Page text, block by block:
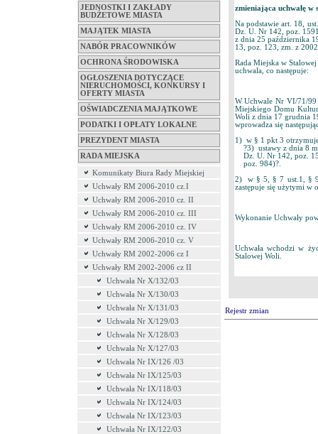
JEDNOSTKI I ZAKŁADY
BUDŻETOWE MIASTA
MAJĄTEK MIASTA
NABÓR PRACOWNIKÓW
OCHRONA ŚRODOWISKA
OGŁOSZENIA DOTYCZĄCE
NIERUCHOMOŚCI, KONKURSY I
OFERTY MIASTA
OŚWIADCZENIA MAJĄTKOWE
PODATKI I OPŁATY LOKALNE
PREZYDENT MIASTA
RADA MIEJSKA
Komunikaty Biura Rady Miejskiej
Uchwały RM 2006-2010 cz.I
Uchwały RM 2006-2010 cz. II
Uchwały RM 2006-2010 cz. III
Uchwały RM 2006-2010 cz. IV
Uchwały RM 2006-2010 cz. V
Uchwały RM 2002-2006 cz I
Uchwały RM 2002-2006 cz II
Uchwała Nr X/132/03
Uchwała Nr X/130/03
Uchwała Nr X/131/03
Uchwała Nr X/129/03
Uchwała Nr X/128/03
Uchwała Nr X/127/03
Uchwała Nr IX/126 /03
Uchwała Nr IX/125/03
Uchwała Nr IX/118/03
Uchwała Nr IX/124/03
Uchwała Nr IX/123/03
Uchwała Nr IX/122/03
zmieniająca uchwałę
Na podstawie art. 18,
Dz. U. Nr 142, poz.
z dnia 25 października
13, poz. 123, zm. z
Rada Miejska w
uchwala, co następuje:
W Uchwale Nr VI/71/99
Miejskiego Domu
Woli z dnia 17 grudnia
wprowadza się
1) w § 1 pkt 3
?3) ustawy z dnia 8
Dz. U. Nr 142, poz.
poz. 984)?.
2) w § 5, § 7 ust.1, § 9
zastępuje się użytymi w
Wykonanie Uchwały
Uchwała wchodzi w
Stalowej Woli.
Rejestr zmian